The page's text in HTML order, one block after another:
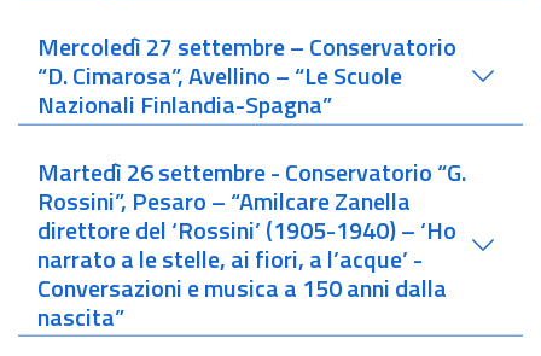
Mercoledì 27 settembre – Conservatorio
“D. Cimarosa”, Avellino – “Le Scuole
Nazionali Finlandia-Spagna”
Martedì 26 settembre - Conservatorio “G.
Rossini”, Pesaro – “Amilcare Zanella
direttore del ‘Rossini’ (1905-1940) – ‘Ho
narrato a le stelle, ai fiori, a l’acque’ -
Conversazioni e musica a 150 anni dalla
nascita”